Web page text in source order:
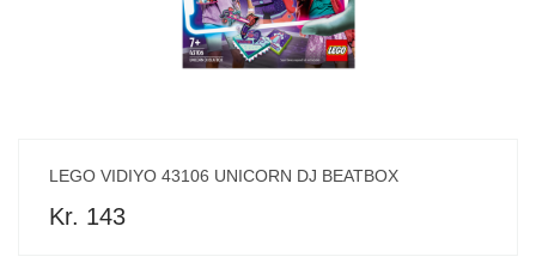
LEGO VIDIYO 43106 UNICORN DJ BEATBOX
Kr. 143